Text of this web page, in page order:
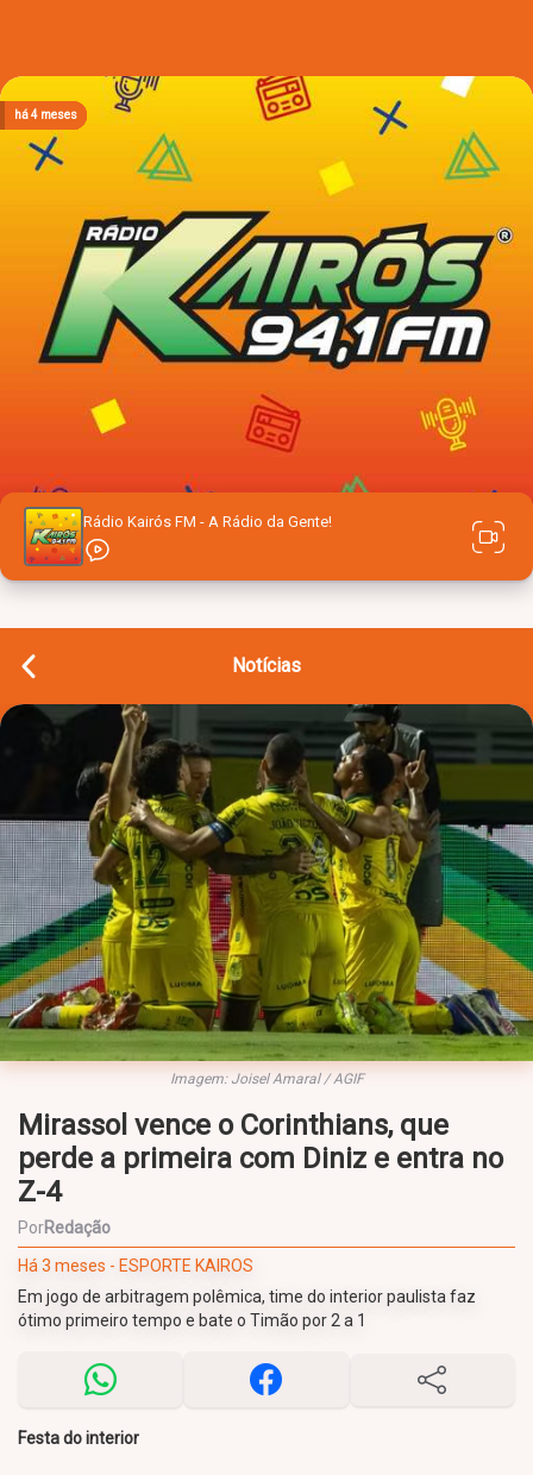
Rádio Kairós FM - A Rádio da Gente!
Notícias
Imagem: Joisel Amaral / AGIF
Mirassol vence o Corinthians, que
perde a primeira com Diniz e entra no
Z-4
PorRedação
Há 3 meses - ESPORTE KAIROS
Em jogo de arbitragem polêmica, time do interior paulista faz
ótimo primeiro tempo e bate o Timão por 2 a 1
Festa do interior
há 3 meses
há 3 meses
há 3 meses
há 4 meses
há 4 meses